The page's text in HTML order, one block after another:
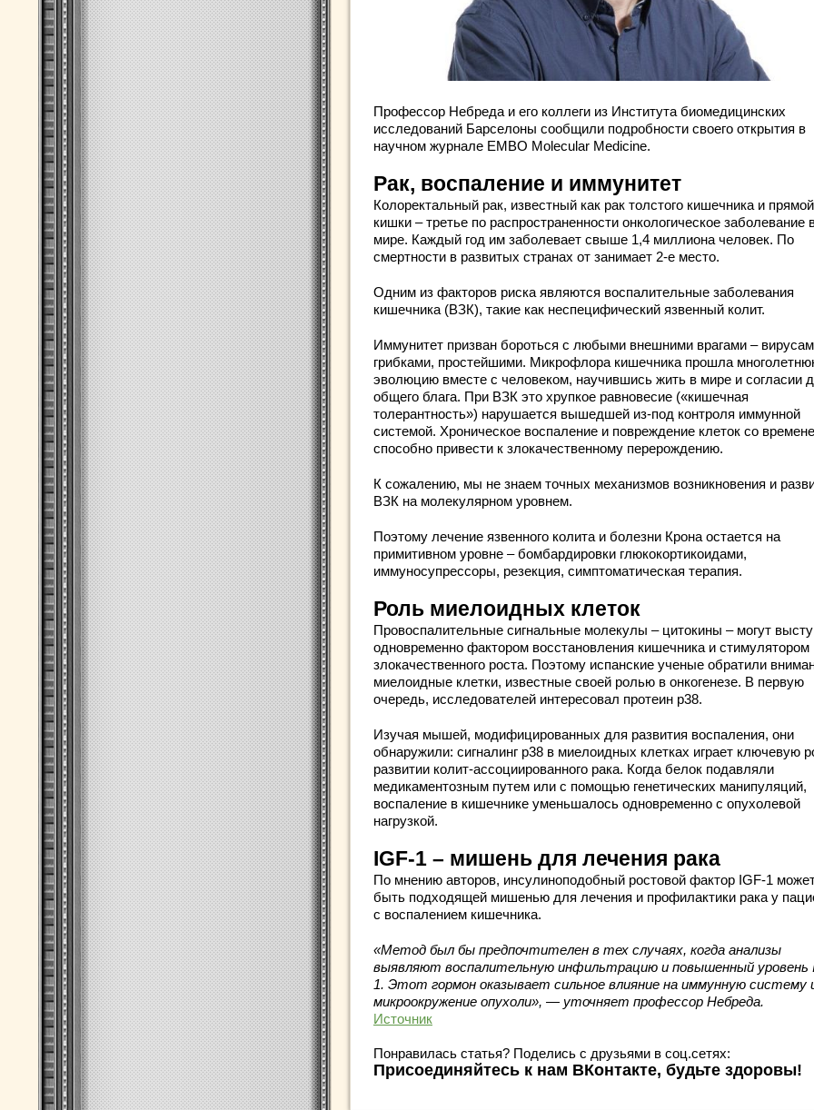
Профессор Небреда и его коллеги из Института биомедицинских
исследований Барселоны сообщили подробности своего открытия в
научном журнале EMBO Molecular Medicine.
Рак, воспаление и иммунитет
Колоректальный рак, известный как рак толстого кишечника и прямой
кишки – третье по распространенности онкологическое заболевание
мире. Каждый год им заболевает свыше 1,4 миллиона человек. По
смертности в развитых странах от занимает 2-е место.
Одним из факторов риска являются воспалительные заболевания
кишечника (ВЗК), такие как неспецифический язвенный колит.
Иммунитет призван бороться с любыми внешними врагами –
грибками, простейшими. Микрофлора кишечника прошла
эволюцию вместе с человеком, научившись жить в мире и согласии
общего блага. При ВЗК это хрупкое равновесие («кишечная
толерантность») нарушается вышедшей из-под контроля иммунной
системой. Хроническое воспаление и повреждение клеток со
способно привести к злокачественному перерождению.
К сожалению, мы не знаем точных механизмов возникновения и
ВЗК на молекулярном уровнем.
Поэтому лечение язвенного колита и болезни Крона остается на
примитивном уровне – бомбардировки глюкокортикоидами,
иммуносупрессоры, резекция, симптоматическая терапия.
Роль миелоидных клеток
Провоспалительные сигнальные молекулы – цитокины – могут
одновременно фактором восстановления кишечника и стимулятором
злокачественного роста. Поэтому испанские ученые обратили
миелоидные клетки, известные своей ролью в онкогенезе. В первую
очередь, исследователей интересовал протеин р38.
Изучая мышей, модифицированных для развития воспаления, они
обнаружили: сигналинг p38 в миелоидных клетках играет ключевую
развитии колит-ассоциированного рака. Когда белок подавляли
медикаментозным путем или с помощью генетических манипуляций,
воспаление в кишечнике уменьшалось одновременно с опухолевой
нагрузкой.
IGF-1 – мишень для лечения рака
По мнению авторов, инсулиноподобный ростовой фактор IGF-1
быть подходящей мишенью для лечения и профилактики рака у
с воспалением кишечника.
«Метод был бы предпочтителен в тех случаях, когда анализы
выявляют воспалительную инфильтрацию и повышенный уровень
1. Этот гормон оказывает сильное влияние на иммунную систему
микроокружение опухоли», — уточняет профессор Небреда.
Источник
Понравилась статья? Поделись с друзьями в соц.сетях:
Присоединяйтесь к нам ВКонтакте, будьте здоровы!